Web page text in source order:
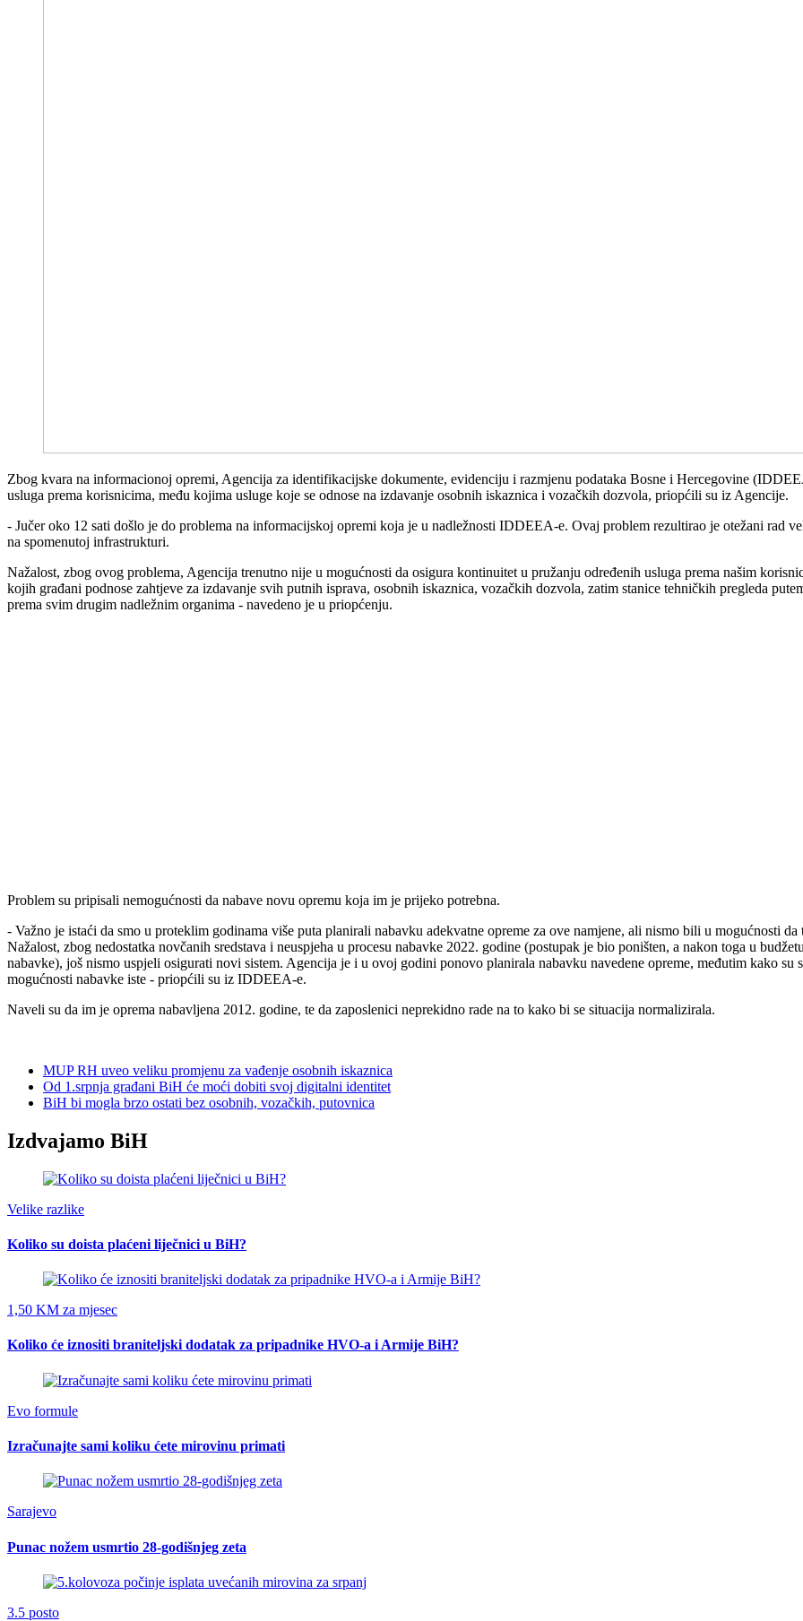
Zbog kvara na informacionoj opremi, Agencija za identifikacijske dokumente, evidenciju i razmjenu podataka Bosne i Hercegovine
usluga prema korisnicima, među kojima usluge koje se odnose na izdavanje osobnih iskaznica i vozačkih dozvola, priopćili su iz Agencije.
- Jučer oko 12 sati došlo je do problema na informacijskoj opremi koja je u nadležnosti IDDEEA-e. Ovaj problem rezultirao je otežani rad
na spomenutoj infrastrukturi.
Nažalost, zbog ovog problema, Agencija trenutno nije u mogućnosti da osigura kontinuitet u pružanju određenih usluga prema našim
kojih građani podnose zahtjeve za izdavanje svih putnih isprava, osobnih iskaznica, vozačkih dozvola, zatim stanice tehničkih pregleda
prema svim drugim nadležnim organima - navedeno je u priopćenju.
Problem su pripisali nemogućnosti da nabave novu opremu koja im je prijeko potrebna.
- Važno je istaći da smo u proteklim godinama više puta planirali nabavku adekvatne opreme za ove namjene, ali nismo bili u mogućnosti
Nažalost, zbog nedostatka novčanih sredstava i neuspjeha u procesu nabavke 2022. godine (postupak je bio poništen, a nakon toga u
nabavke), još nismo uspjeli osigurati novi sistem. Agencija je i u ovoj godini ponovo planirala nabavku navedene opreme, međutim kako
mogućnosti nabavke iste - priopćili su iz IDDEEA-e.
Naveli su da im je oprema nabavljena 2012. godine, te da zaposlenici neprekidno rade na to kako bi se situacija normalizirala.
MUP RH uveo veliku promjenu za vađenje osobnih iskaznica
Od 1.srpnja građani BiH će moći dobiti svoj digitalni identitet
BiH bi mogla brzo ostati bez osobnih, vozačkih, putovnica
Izdvajamo BiH
Velike razlike
Koliko su doista plaćeni liječnici u BiH?
1,50 KM za mjesec
Koliko će iznositi braniteljski dodatak za pripadnike HVO-a i Armije BiH?
Evo formule
Izračunajte sami koliku ćete mirovinu primati
Sarajevo
Punac nožem usmrtio 28-godišnjeg zeta
3.5 posto